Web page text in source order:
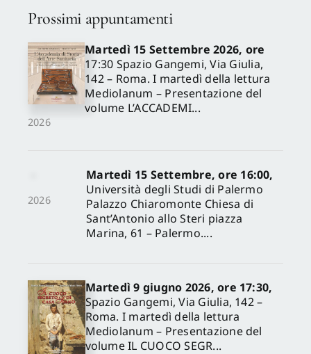
Prossimi appuntamenti
2026
Martedì 15 Settembre 2026, ore
17:30 Spazio Gangemi, Via Giulia,
142 – Roma. I martedì della lettura
Mediolanum – Presentazione del
volume L’ACCADEMI...
2026
Martedì 15 Settembre, ore 16:00,
Università degli Studi di Palermo
Palazzo Chiaromonte Chiesa di
Sant’Antonio allo Steri piazza
Marina, 61 – Palermo....
Martedì 9 giugno 2026, ore 17:30,
Spazio Gangemi, Via Giulia, 142 –
Roma. I martedì della lettura
Mediolanum – Presentazione del
volume IL CUOCO SEGR...